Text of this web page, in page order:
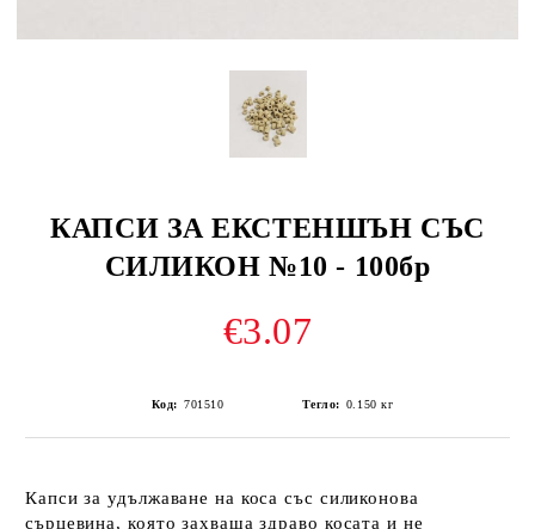
КАПСИ ЗА ЕКСТЕНШЪН СЪС
СИЛИКОН №10 - 100бр
€3.07
Код: 701510 Тегло: 0.150 кг
Капси за удължаване на коса със силиконова
сърцевина, която захваща здраво косата и не